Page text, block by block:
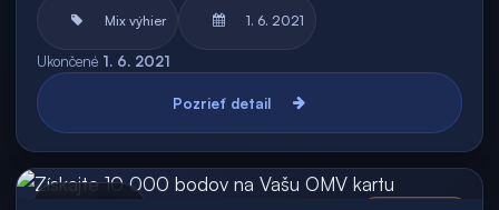
Mix výhier 1. 6. 2021
Ukončené 1. 6. 2021
Pozrieť detail